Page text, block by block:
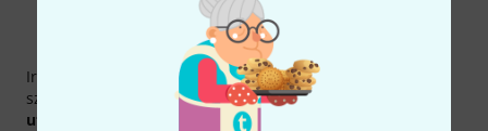
Thomann hírlevél
Iratkozz fel a Thomann angol nyelvű hírlevelére, és kis
szerencsével megnyerheted a50egyenként
utalvány